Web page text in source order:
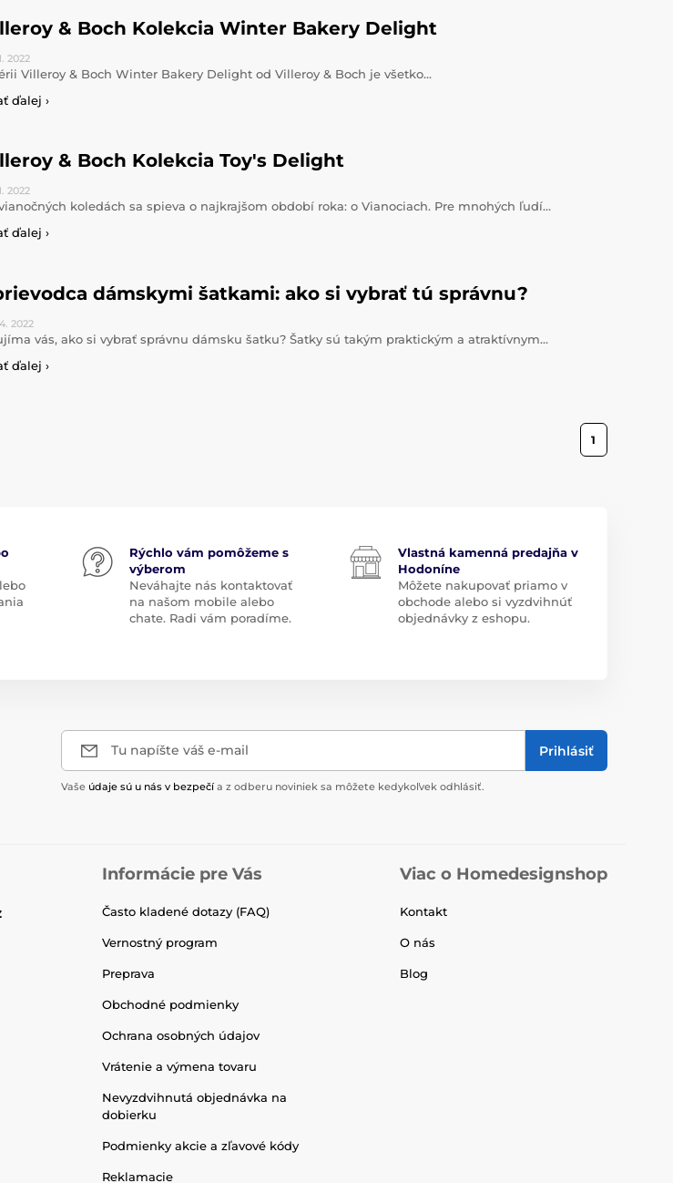
& Boch Kolekcia Winter Bakery Delight
2022
Villeroy & Boch Winter Bakery Delight od Villeroy & Boch je všetko…
ďalej ›
& Boch Kolekcia Toy's Delight
2022
koledách sa spieva o najkrajšom období roka: o Vianociach. Pre mnohých ľudí…
ďalej ›
dámskymi šatkami: ako si vybrať tú správnu?
2022
vás, ako si vybrať správnu dámsku šatku? Šatky sú takým praktickým a atraktívnym…
ďalej ›
1
Rýchlo vám pomôžeme s
výberom
Neváhajte nás kontaktovať
na našom mobile alebo
chate. Radi vám poradíme.
Vlastná kamenná predajňa v
Hodoníne
Môžete nakupovať priamo v
obchode alebo si vyzdvihnúť
objednávky z eshopu.
Tu napíšte váš e-mail Prihlásiť
Vaše údaje sú u nás v bezpečí a z odberu noviniek sa môžete kedykoľvek odhlásiť.
Informácie pre Vás
Často kladené dotazy (FAQ)
Vernostný program
Preprava
Obchodné podmienky
Ochrana osobných údajov
Vrátenie a výmena tovaru
Nevyzdvihnutá objednávka na
dobierku
Podmienky akcie a zľavové kódy
Reklamacie
Viac o Homedesignshop
Kontakt
O nás
Blog